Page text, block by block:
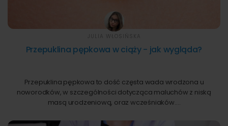
Przepuklina pępkowa w ciąży - jak wygląda?
Przepuklina pępkowa to dość częsta wada wrodzona u
noworodków, w szczególności dotycząca maluchów z niską
masą urodzeniową, oraz wcześniaków.…